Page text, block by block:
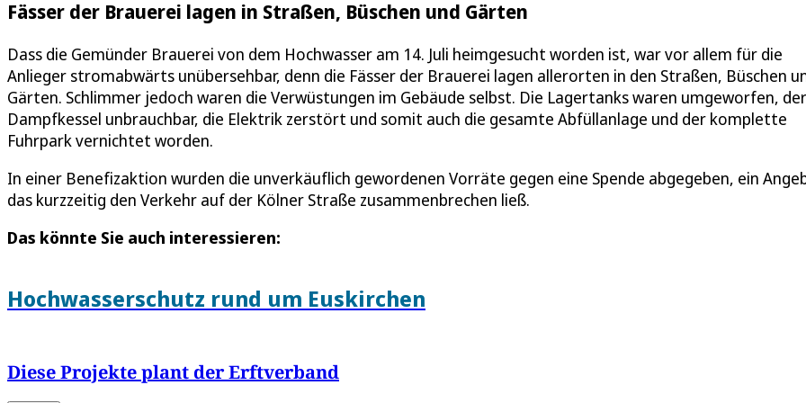
Fässer der Brauerei lagen in Straßen, Büschen und Gärten
Dass die Gemünder Brauerei von dem Hochwasser am 14. Juli heimgesucht worden ist, war vor allem für die
Anlieger stromabwärts unübersehbar, denn die Fässer der Brauerei lagen allerorten in den Straßen, Büschen
Gärten. Schlimmer jedoch waren die Verwüstungen im Gebäude selbst. Die Lagertanks waren umgeworfen, der
Dampfkessel unbrauchbar, die Elektrik zerstört und somit auch die gesamte Abfüllanlage und der komplette
Fuhrpark vernichtet worden.
In einer Benefizaktion wurden die unverkäuflich gewordenen Vorräte gegen eine Spende abgegeben, ein
das kurzzeitig den Verkehr auf der Kölner Straße zusammenbrechen ließ.
Das könnte Sie auch interessieren:
Hochwasserschutz rund um Euskirchen
Diese Projekte plant der Erftverband